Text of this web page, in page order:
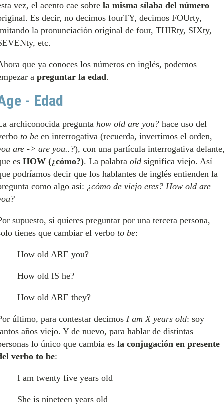
vez, el acento cae sobre la misma sílaba del número
Es decir, no decimos fourTY, decimos FOUrty,
la pronunciación original de four, THIRty, SIXty,
etc.
que ya conoces los números en inglés, podemos
a preguntar la edad.
- Edad
archiconocida pregunta how old are you?hace uso del
to been interrogativa (recuerda, invertimos el orden,
are -> are you..?), con una partícula interrogativa
es HOW (¿cómo?). La palabra oldsignifica viejo. Así
podríamos decir que los hablantes de inglés entienden la
como algo así: ¿cómo de viejo eres? How old are
supuesto, si quieres preguntar por una tercera persona,
tienes que cambiar el verbo to be:
How old ARE you?
How old IS he?
How old ARE they?
último, para contestar decimosI am X years old: soy
años viejo. Y de nuevo, para hablar de distintas
lo único que cambia es la conjugación en presente
verbo to be:
I am twenty five years old
She is nineteen years old